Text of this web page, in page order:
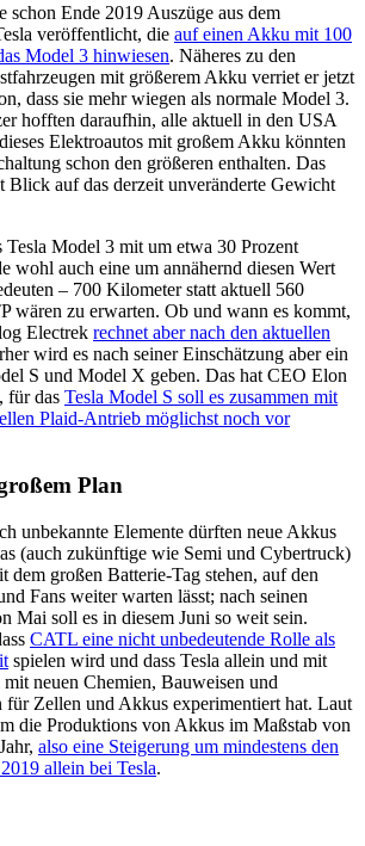
schon Ende 2019 Auszüge aus dem
veröffentlicht, die auf einen Akku mit 100
Model 3 hinwiesen. Näheres zu den
mit größerem Akku verriet er jetzt
dass sie mehr wiegen als normale Model 3.
hofften daraufhin, alle aktuell in den USA
Elektroautos mit großem Akku könnten
schon den größeren enthalten. Das
Blick auf das derzeit unveränderte Gewicht
Tesla Model 3 mit um etwa 30 Prozent
wohl auch eine um annähernd diesen Wert
– 700 Kilometer statt aktuell 560
wären zu erwarten. Ob und wann es kommt,
Electrek rechnet aber nach den aktuellen
wird es nach seiner Einschätzung aber ein
S und Model X geben. Das hat CEO Elon
für das Tesla Model S soll es zusammen mit
Plaid-Antrieb möglichst noch vor
Plan
unbekannte Elemente dürften neue Akkus
(auch zukünftige wie Semi und Cybertruck)
dem großen Batterie-Tag stehen, auf den
Fans weiter warten lässt; nach seinen
Mai soll es in diesem Juni so weit sein.
CATL eine nicht unbedeutende Rolle als
spielen wird und dass Tesla allein und mit
neuen Chemien, Bauweisen und
für Zellen und Akkus experimentiert hat. Laut
die Produktions von Akkus im Maßstab von
also eine Steigerung um mindestens den
allein bei Tesla.